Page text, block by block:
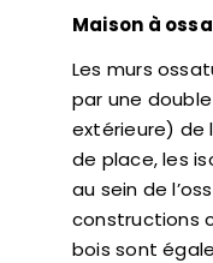
Maison à
Les murs
par une
extérieure) de
de place, les
au sein de
constructions
bois sont